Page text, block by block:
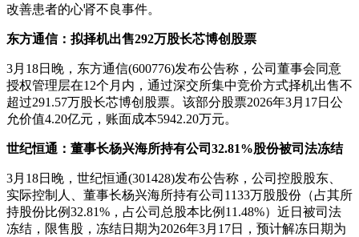
改善患者的心肾不良事件。
东方通信：拟择机出售292万股长芯博创股票
3月18日晚，东方通信(600776)发布公告称，公司董事会同意
授权管理层在12个月内，通过深交所集中竞价方式择机出售不
超过291.57万股长芯博创股票。该部分股票2026年3月17日公
允价值4.20亿元，账面成本5942.20万元。
世纪恒通：董事长杨兴海所持有公司32.81%股份被司法冻结
3月18日晚，世纪恒通(301428)发布公告称，公司控股股东、
实际控制人、董事长杨兴海所持有公司1133万股股份（占其所
持股份比例32.81%，占公司总股本比例11.48%）近日被司法
冻结，限售股，冻结日期为2026年3月17日，预计解冻日期为